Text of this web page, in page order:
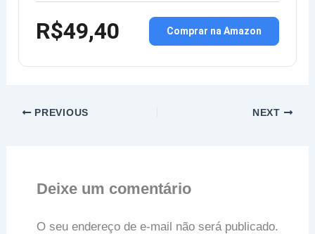
R$49,40 Comprar na Amazon
PREVIOUS NEXT
Deixe um comentário
O seu endereço de e-mail não será publicado.